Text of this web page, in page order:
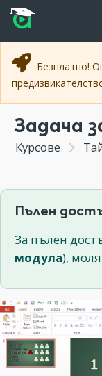
Прескочи към
Прескочи към
Безплатно!
Задача
Курсове
Пълен
За пълен
модула), моля